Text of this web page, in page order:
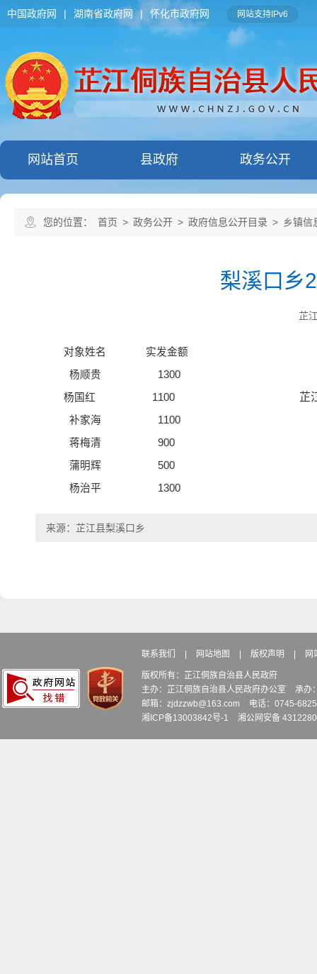
中国政府网 | 湖南省政府网 | 怀化市政府网 网站支持IPv6
网站首页 县政府 政务公开
您的位置： 首页 > 政务公开 > 政府信息公开目录 > 乡镇信
梨溪口乡
芷
对象姓名
实发金
杨顺贵 1300 芷江侗族自治
杨国红
1100 芷江侗族自
补家海 1100
蒋梅清 900 芷江侗族自治县梨
蒲明辉 500 芷江侗族自治县梨
杨治平 1300 芷江侗族自
来源：芷江县梨溪口乡
联系我们 网站地图 版权声明 网
版权所有：芷江侗族自治县人民政府
主办：芷江侗族自治县人民政府办公室
承办
邮箱：zjdzzwb@163.com
电话：0745-
湘ICP备13003842号-1
湘公网安备